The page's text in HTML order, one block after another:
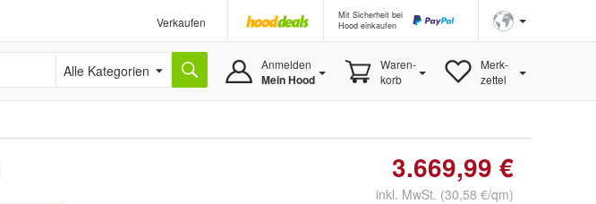
Verkaufen
Mit Sicherheit bei
Hood einkaufen
Alle Kategorien Anmelden
Mein Hood
Waren-
korb
Merk-
zettel
3.669,99 €
inkl. MwSt. (30,58 €/qm)